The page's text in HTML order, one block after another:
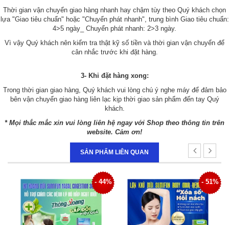
Thời gian vận chuyển giao hàng nhanh hay chậm tùy theo Quý khách chọn
lựa "Giao tiêu chuẩn" hoặc "Chuyển phát nhanh", trung bình Giao tiêu chuẩn:
4>5 ngày_ Chuyển phát nhanh: 2>3 ngày.
Vì vậy Quý khách nên kiểm tra thật kỹ số tiền và thời gian vận chuyển để
cân nhắc trước khi đặt hàng.
3- Khi đặt hàng xong:
Trong thời gian giao hàng, Quý khách vui lòng chú ý nghe máy để đảm bảo
bên vận chuyển giao hàng liên lạc kịp thời giao sản phẩm đến tay Quý
khách.
* Mọi thắc mắc xin vui lòng liên hệ ngay với Shop theo thông tin trên
website. Cảm ơn!
SẢN PHẨM LIÊN QUAN
- 51% - 34%